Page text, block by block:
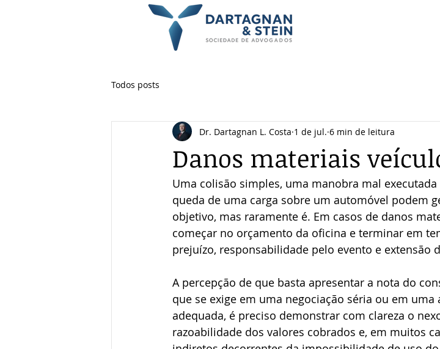
Todos posts
Danos materiais
Dr. Dartagnan L. Costa 1 de jul. 6 min de leitura
Uma colisão simples, uma manobra mal
queda de uma carga sobre um automóvel podem
objetivo, mas raramente é. Em casos de danos
começar no orçamento da oficina e terminar em
prejuízo, responsabilidade pelo evento e extensão
A percepção de que basta apresentar a nota do
que se exige em uma negociação séria ou em
adequada, é preciso demonstrar com clareza o
razoabilidade dos valores cobrados e, em muitos